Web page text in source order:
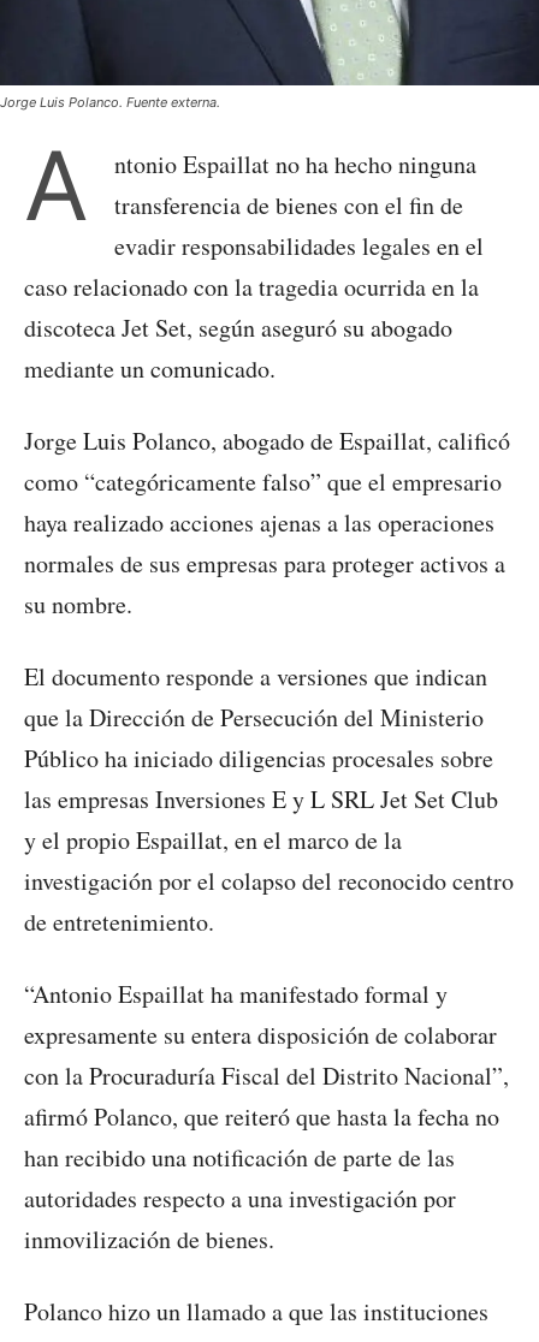
Jorge Luis Polanco. Fuente externa.
A
ntonio Espaillat no ha hecho ninguna
transferencia de bienes con el fin de
evadir responsabilidades legales en el
caso relacionado con la tragedia ocurrida en la
discoteca Jet Set, según aseguró su abogado
mediante un comunicado.
Jorge Luis Polanco, abogado de Espaillat, calificó
como “categóricamente falso” que el empresario
haya realizado acciones ajenas a las operaciones
normales de sus empresas para proteger activos a
su nombre.
El documento responde a versiones que indican
que la Dirección de Persecución del Ministerio
Público ha iniciado diligencias procesales sobre
las empresas Inversiones E y L SRL Jet Set Club
y el propio Espaillat, en el marco de la
investigación por el colapso del reconocido centro
de entretenimiento.
“Antonio Espaillat ha manifestado formal y
expresamente su entera disposición de colaborar
con la Procuraduría Fiscal del Distrito Nacional”,
afirmó Polanco, que reiteró que hasta la fecha no
han recibido una notificación de parte de las
autoridades respecto a una investigación por
inmovilización de bienes.
Polanco hizo un llamado a que las instituciones